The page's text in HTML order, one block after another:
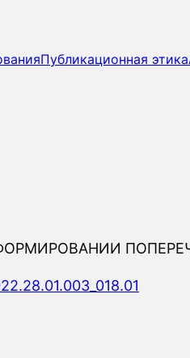
Публикационная этика